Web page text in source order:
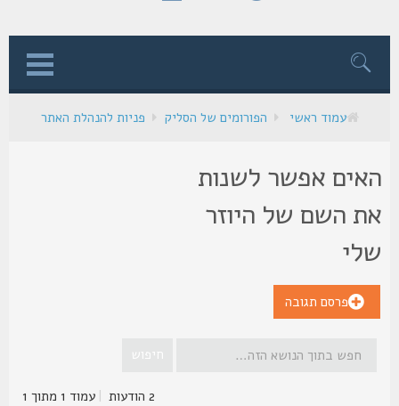
עמוד ראשי הפורומים של הסליק פניות להנהלת האתר
אפשר לשנות
השם של היוזר
פרסם תגובה
|עמוד1מתוך1